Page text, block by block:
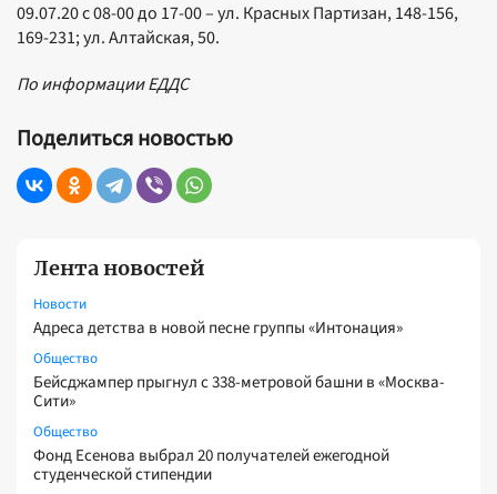
Лента новостей
Новости
Адреса детства в новой песне группы «Интонация»
Общество
Бейсджампер прыгнул с 338-метровой башни в «Москва-
Сити»
Общество
Фонд Есенова выбрал 20 получателей ежегодной
студенческой стипендии
09.07.20 с 08-00 до 17-00 – ул. Красных Партизан, 148-156,
169-231; ул. Алтайская, 50.
По информации ЕДДС
Поделиться новостью